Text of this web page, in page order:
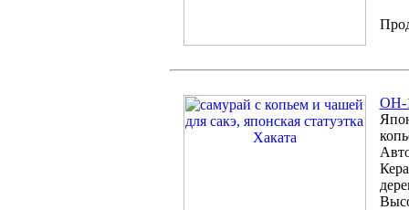
OH-